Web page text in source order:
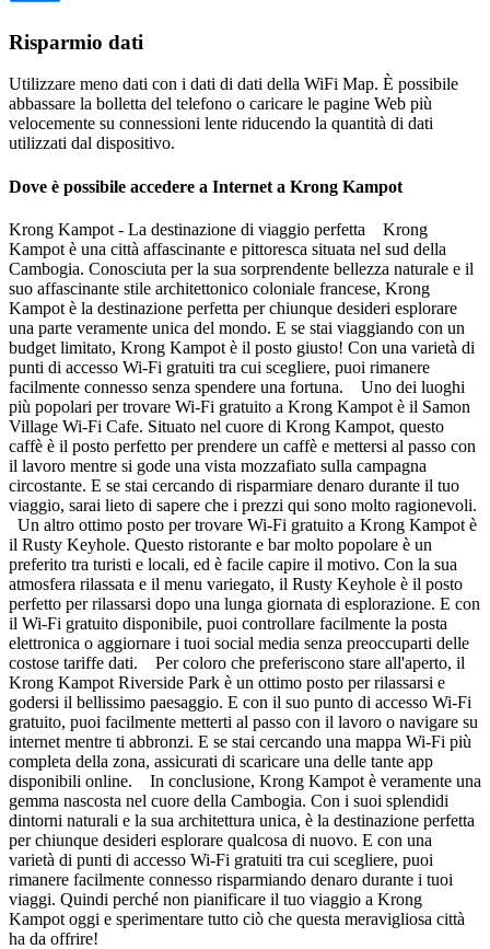
Risparmio dati
Utilizzare meno dati con i dati di dati della WiFi Map. È possibile
abbassare la bolletta del telefono o caricare le pagine Web più
velocemente su connessioni lente riducendo la quantità di dati
utilizzati dal dispositivo.
Dove è possibile accedere a Internet a Krong Kampot
Krong Kampot - La destinazione di viaggio perfetta Krong
Kampot è una città affascinante e pittoresca situata nel sud della
Cambogia. Conosciuta per la sua sorprendente bellezza naturale e il
suo affascinante stile architettonico coloniale francese, Krong
Kampot è la destinazione perfetta per chiunque desideri esplorare
una parte veramente unica del mondo. E se stai viaggiando con un
budget limitato, Krong Kampot è il posto giusto! Con una varietà di
punti di accesso Wi-Fi gratuiti tra cui scegliere, puoi rimanere
facilmente connesso senza spendere una fortuna. Uno dei luoghi
più popolari per trovare Wi-Fi gratuito a Krong Kampot è il Samon
Village Wi-Fi Cafe. Situato nel cuore di Krong Kampot, questo
caffè è il posto perfetto per prendere un caffè e mettersi al passo con
il lavoro mentre si gode una vista mozzafiato sulla campagna
circostante. E se stai cercando di risparmiare denaro durante il tuo
viaggio, sarai lieto di sapere che i prezzi qui sono molto ragionevoli.
Un altro ottimo posto per trovare Wi-Fi gratuito a Krong Kampot è
il Rusty Keyhole. Questo ristorante e bar molto popolare è un
preferito tra turisti e locali, ed è facile capire il motivo. Con la sua
atmosfera rilassata e il menu variegato, il Rusty Keyhole è il posto
perfetto per rilassarsi dopo una lunga giornata di esplorazione. E con
il Wi-Fi gratuito disponibile, puoi controllare facilmente la posta
elettronica o aggiornare i tuoi social media senza preoccuparti delle
costose tariffe dati. Per coloro che preferiscono stare all'aperto, il
Krong Kampot Riverside Park è un ottimo posto per rilassarsi e
godersi il bellissimo paesaggio. E con il suo punto di accesso Wi-Fi
gratuito, puoi facilmente metterti al passo con il lavoro o navigare su
internet mentre ti abbronzi. E se stai cercando una mappa Wi-Fi più
completa della zona, assicurati di scaricare una delle tante app
disponibili online. In conclusione, Krong Kampot è veramente una
gemma nascosta nel cuore della Cambogia. Con i suoi splendidi
dintorni naturali e la sua architettura unica, è la destinazione perfetta
per chiunque desideri esplorare qualcosa di nuovo. E con una
varietà di punti di accesso Wi-Fi gratuiti tra cui scegliere, puoi
rimanere facilmente connesso risparmiando denaro durante i tuoi
viaggi. Quindi perché non pianificare il tuo viaggio a Krong
Kampot oggi e sperimentare tutto ciò che questa meravigliosa città
ha da offrire!